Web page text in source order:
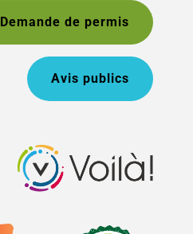
Demande de permis
Avis publics